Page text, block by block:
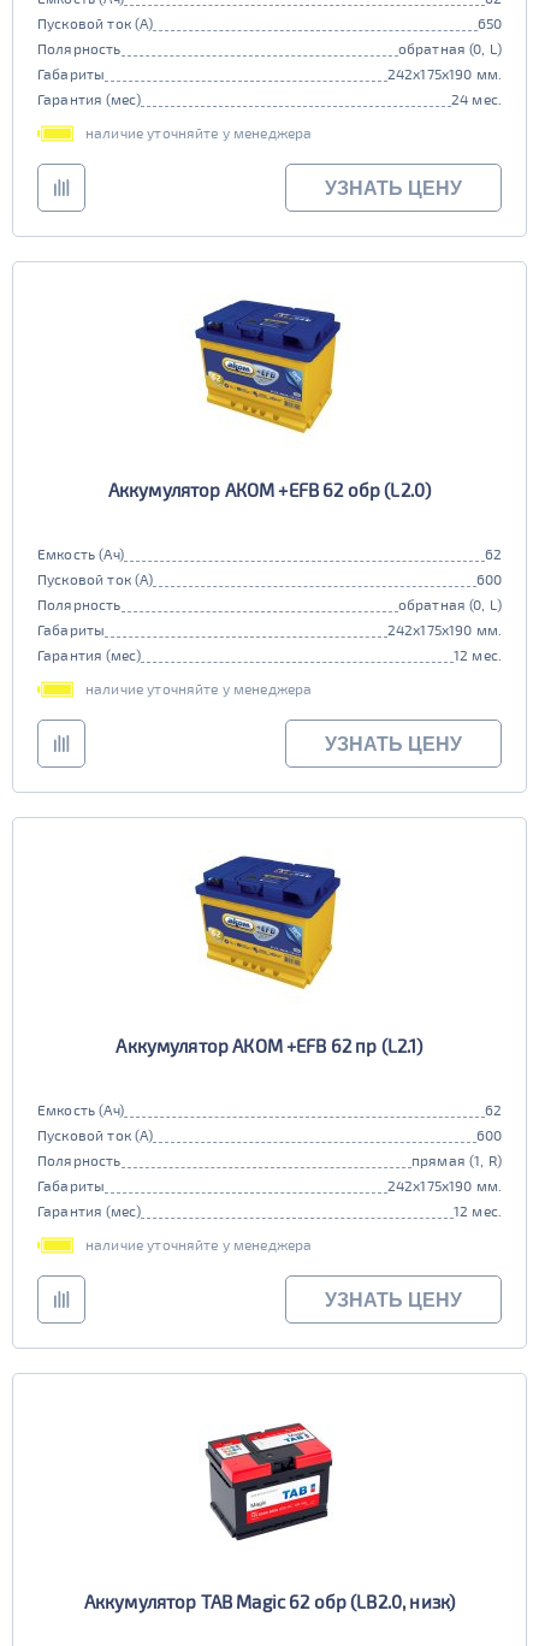
Пусковой ток (А)
650
Полярность
обратная (0, L)
Габариты
242x175x190 мм.
Гарантия (мес)
24 мес.
наличие уточняйте у менеджера
УЗНАТЬ ЦЕНУ
Аккумулятор АКОМ +EFB 62 обр (L2.0)
Емкость (Ач)
62
Пусковой ток (А)
600
Полярность
обратная (0, L)
Габариты
242x175x190 мм.
Гарантия (мес)
12 мес.
наличие уточняйте у менеджера
УЗНАТЬ ЦЕНУ
Аккумулятор АКОМ +EFB 62 пр (L2.1)
Емкость (Ач)
62
Пусковой ток (А)
600
Полярность
прямая (1, R)
Габариты
242x175x190 мм.
Гарантия (мес)
12 мес.
наличие уточняйте у менеджера
УЗНАТЬ ЦЕНУ
Аккумулятор TAB Magic 62 обр (LB2.0, низк)